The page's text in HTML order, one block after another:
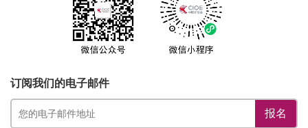
订阅我们的电子邮件
报名